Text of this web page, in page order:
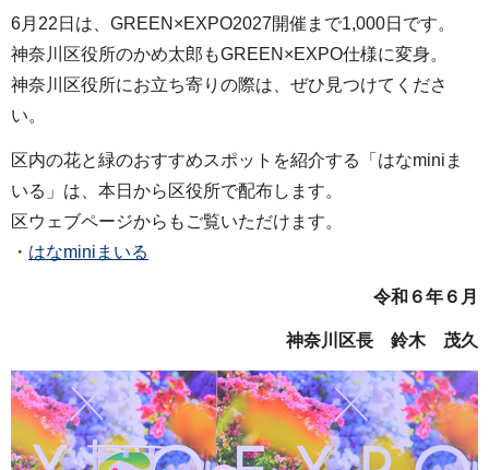
6月22日は、GREEN×EXPO2027開催まで1,000日です。
神奈川区役所のかめ太郎もGREEN×EXPO仕様に変身。
神奈川区役所にお立ち寄りの際は、ぜひ見つけてくださ
い。
区内の花と緑のおすすめスポットを紹介する「はなminiま
いる」は、本日から区役所で配布します。
区ウェブページからもご覧いただけます。
・ はなminiまいる
令和６年６月
神奈川区長 鈴木 茂久